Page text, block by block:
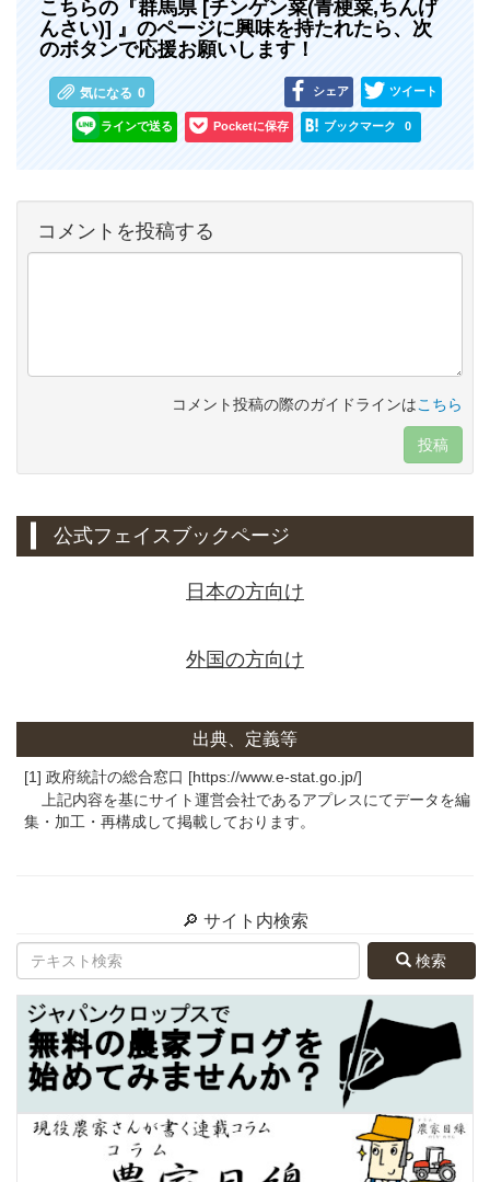
こちらの『群馬県 [チンゲン菜(青梗菜,ちんげ
んさい)] 』のページに興味を持たれたら、次
のボタンで応援お願いします！
気になる 0 シェア ツイート
ラインで送る Pocketに保存 ブックマーク 0
コメントを投稿する
コメント投稿の際のガイドラインはこちら
投稿
公式フェイスブックページ
日本の方向け
外国の方向け
出典、定義等
[1] 政府統計の総合窓口 [https://www.e-stat.go.jp/]
上記内容を基にサイト運営会社であるアプレスにてデータを編
集・加工・再構成して掲載しております。
🔎 サイト内検索
検索